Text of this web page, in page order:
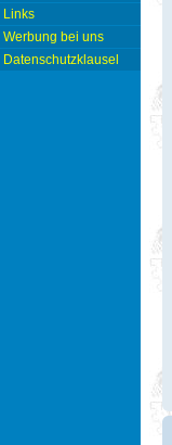
Links
Werbung bei uns
Datenschutzklausel